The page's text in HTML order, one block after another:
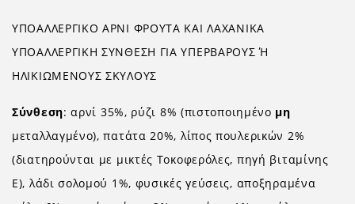
ΥΠΟΑΛΛΕΡΓΙΚΟ ΑΡΝΙ ΦΡΟΥΤΑ ΚΑΙ ΛΑΧΑΝΙΚΑ
ΥΠΟΑΛΛΕΡΓΙΚΗ ΣΥΝΘΕΣΗ ΓΙΑ ΥΠΕΡΒΑΡΟΥΣ Ή
ΗΛΙΚΙΩΜΕΝΟΥΣ ΣΚΥΛΟΥΣ
Σύνθεση: αρνί 35%, ρύζι 8% (πιστοποιημένο μη
μεταλλαγμένο), πατάτα 20%, λίπος πουλερικών 2%
(διατηρούνται με μικτές Τοκοφερόλες, πηγή βιταμίνης
Ε), λάδι σολομού 1%, φυσικές γεύσεις, αποξηραμένα